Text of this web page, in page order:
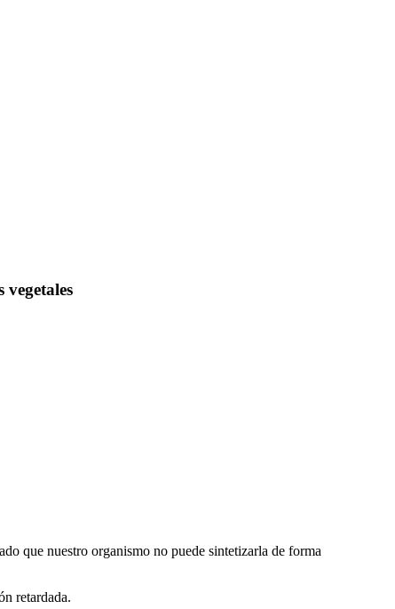
que nuestro organismo no puede sintetizarla de forma
retardada.